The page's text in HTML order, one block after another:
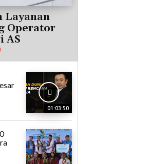
Layanan
Operator
AS
01:03:50